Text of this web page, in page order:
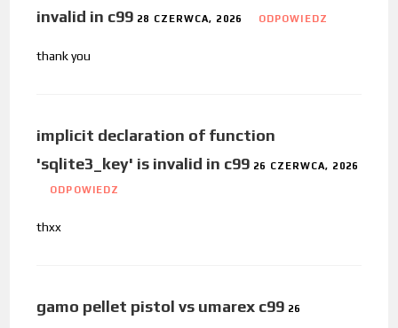
invalid in c99 28 CZERWCA, 2026 ODPOWIEDZ
thank you
implicit declaration of function
'sqlite3_key' is invalid in c99 26 CZERWCA, 2026
ODPOWIEDZ
thxx
gamo pellet pistol vs umarex c99 26